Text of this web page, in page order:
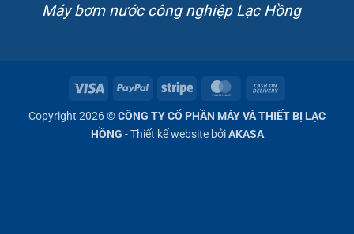
Máy bơm nước công nghiệp Lạc Hồng
Visa PayPal Stripe MasterCard
On
Delivery
Copyright 2026 ©CÔNG TY CỔ PHẦN MÁY VÀ THIẾT BỊ LẠC
HỒNG - Thiết kế website bởiAKASA